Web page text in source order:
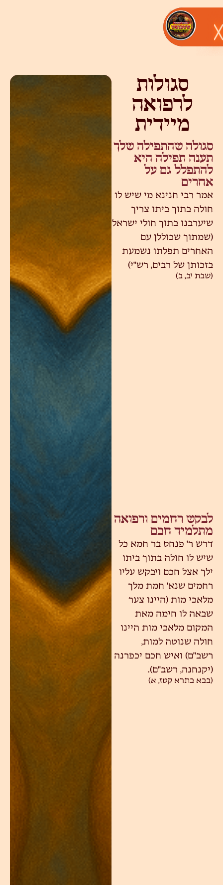
סגולות
לרפואה
מיידית
סגולה שהתפילה שלך
תענה תפילה היא
להתפלל גם על
אחרים
אמר רבי חנינא מי שיש לו
חולה בתוך ביתו צריך
שיערבנו בתוך חולי ישראל
(שמתוך שכוללן עם
האחרים תפלתו נשמעת
בזכותן של רבים, רש"י)
(שבת יב, ב)
לבקש רחמים ורפואה
מתלמיד חכם
דרש ר' פנחס בר חמא כל
שיש לו חולה בתוך ביתו
ילך אצל חכם ויבקש עליו
רחמים שנא' חמת מלך
מלאכי מות (היינו צער
שבאה לו חימה מאת
המקום מלאכי מות היינו
חולה שנוטה למות,
רשב"ם) ואיש חכם יכפרנה
(יקנחנה, רשב"ם).
(בבא בתרא קטז, א)